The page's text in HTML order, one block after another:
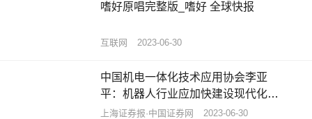
嗜好原唱完整版_嗜好 全球快报
互联网 2023-06-30
中国机电一体化技术应用协会李亚
平：机器人行业应加快建设现代化产
业体系
上海证券报·中国证券网 2023-06-30